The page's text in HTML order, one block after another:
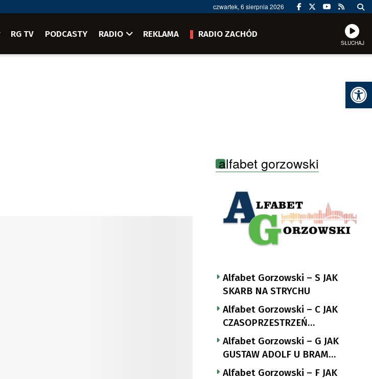
czwartek, 6 sierpnia 2026
RG TV PODCASTY RADIO REKLAMA RADIO ZACHÓD
SŁUCHAJ
alfabet gorzowski
Alfabet Gorzowski – S JAK
SKARB NA STRYCHU
Alfabet Gorzowski – C JAK
CZASOPRZESTRZEŃ
NUTTGENSA
Alfabet Gorzowski – G JAK
GUSTAW ADOLF U BRAM
LANDSBERGA
Alfabet Gorzowski – F JAK